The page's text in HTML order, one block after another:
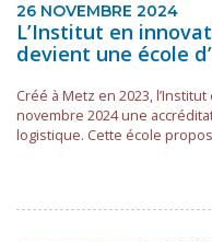
26 NOVEMBRE 2024
L’Institut en
devient une école
Créé à Metz en 2023,
novembre 2024 une
logistique. Cette école